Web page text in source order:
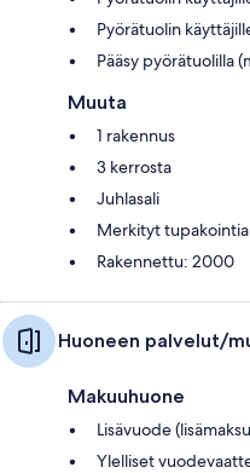
Pyörätuolin
Pääsy pyörätuolilla
Muuta
1 rakennus
3 kerrosta
Juhlasali
Merkityt
Rakennettu: 2000
Huoneen palvelut/
Makuuhuone
Lisävuode
Ylelliset